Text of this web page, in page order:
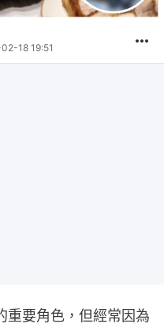
18 19:51
重要角色，但經常因為